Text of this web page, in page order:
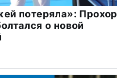
потеряла»: Прохор
о новой